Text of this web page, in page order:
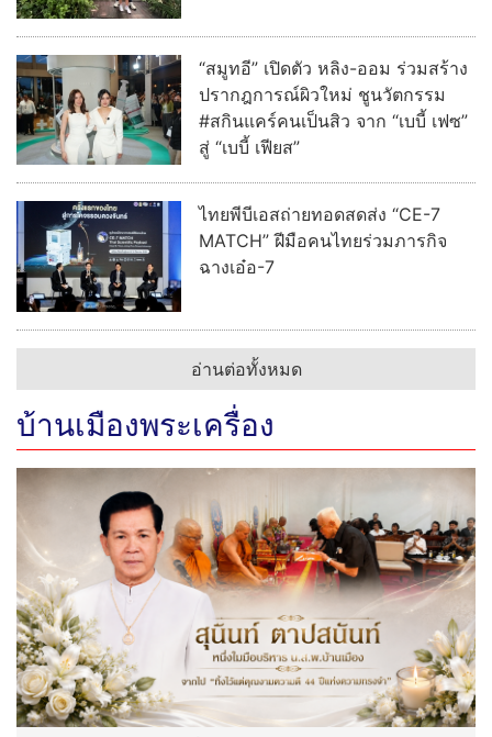
“สมูทอี” เปิดตัว หลิง-ออม ร่วมสร้าง
ปรากฎการณ์ผิวใหม่ ชูนวัตกรรม
#สกินแคร์คนเป็นสิว จาก “เบบี้ เฟซ”
สู่ “เบบี้ เฟียส”
ไทยพีบีเอสถ่ายทอดสดส่ง “CE-7
MATCH” ฝีมือคนไทยร่วมภารกิจ
ฉางเอ๋อ-7
อ่านต่อทั้งหมด
บ้านเมืองพระเครื่อง